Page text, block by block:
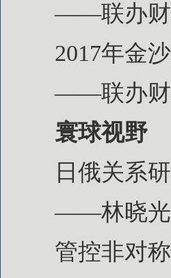
——联办财
2017年金
——联办财
寰球视野
日俄关系
——林晓光
管控非对